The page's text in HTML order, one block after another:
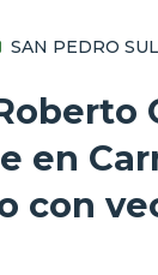
SAN PEDRO
en
con